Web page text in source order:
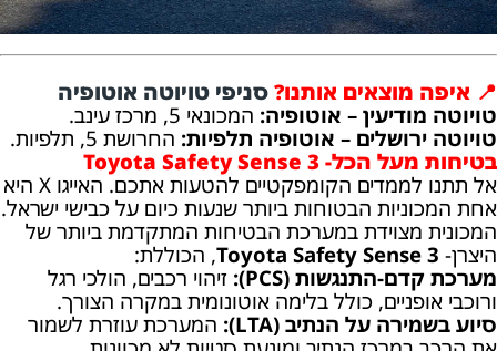
📍 איפה מוצאים אותנו? סניפי טויוטה אוטופיה
טויוטה מודיעין – אוטופיה: המכונאי 5, מרכז עינב.
טויוטה ירושלים – אוטופיה תלפיות: החרושת 5, תלפיות.
בטיחות מעל הכל- Toyota Safety Sense 3
אל תתנו לממדים הקומפקטיים להטעות אתכם. האייגו X היא
אחת המכוניות הבטוחות ביותר שנעות כיום על כבישי ישראל.
המכונית מצוידת במערכת הבטיחות המתקדמת ביותר של
היצרן- Toyota Safety Sense 3, הכוללת:
מערכת קדם-התנגשות (PCS):
זיהוי רכבים, הולכי רגל
ורוכבי אופניים, כולל בלימה אוטונומית במקרה הצורך.
סיוע בשמירה על הנתיב (LTA):
המערכת עוזרת לשמור